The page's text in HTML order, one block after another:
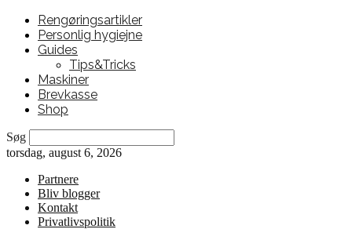
Rengøringsartikler
Personlig hygiejne
Guides
Tips&Tricks
Maskiner
Brevkasse
Shop
Søg
torsdag, august 6, 2026
Partnere
Bliv blogger
Kontakt
Privatlivspolitik